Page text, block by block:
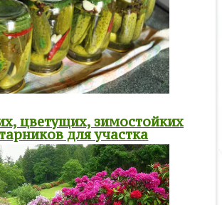
цветущих, зимостойких
для участка